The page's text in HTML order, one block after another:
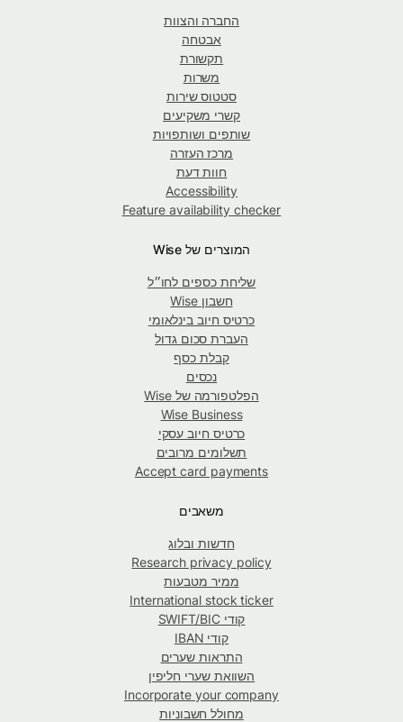
החברה והצוות
אבטחה
תקשורת
משרות
סטטוס שירות
קשרי משקיעים
שותפים ושותפויות
מרכז העזרה
חוות דעת
Accessibility
Feature availability checker
המוצרים של Wise
שליחת כספים לחו״ל
חשבון Wise
כרטיס חיוב בינלאומי
העברת סכום גדול
קבלת כסף
נכסים
הפלטפורמה של Wise
Wise Business
כרטיס חיוב עסקי
תשלומים מרובים
Accept card payments
משאבים
חדשות ובלוג
Research privacy policy
ממיר מטבעות
International stock ticker
קודי SWIFT/BIC
קודי IBAN
התראות שערים
השוואת שערי חליפין
Incorporate your company
מחולל חשבוניות